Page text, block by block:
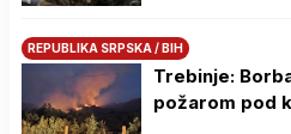
REPUBLIKA SRPSKA / BIH
Trebinje:
požarom pod